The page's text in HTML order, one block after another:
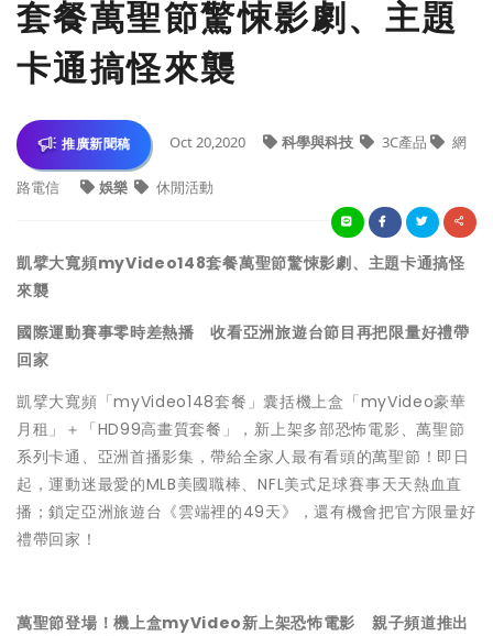
套餐萬聖節驚悚影劇、主題
卡通搞怪來襲
推廣新聞稿 Oct 20,2020 科學與科技 3C產品 網
路電信 娛樂 休閒活動
凱擘大寬頻myVideo148套餐萬聖節驚悚影劇、主題卡通搞怪
來襲
國際運動賽事零時差熱播 收看亞洲旅遊台節目再把限量好禮帶
回家
凱擘大寬頻「myVideo148套餐」囊括機上盒「myVideo豪華
月租」＋「HD99高畫質套餐」，新上架多部恐怖電影、萬聖節
系列卡通、亞洲首播影集，帶給全家人最有看頭的萬聖節！即日
起，運動迷最愛的MLB美國職棒、NFL美式足球賽事天天熱血直
播；鎖定亞洲旅遊台《雲端裡的49天》，還有機會把官方限量好
禮帶回家！
萬聖節登場！機上盒myVideo新上架恐怖電影 親子頻道推出